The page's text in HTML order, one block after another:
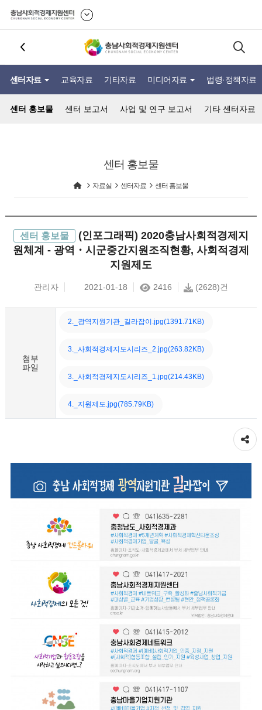
센터자료 교육자료 기타자료 미디어자료 법령·정책자료
센터 홍보물 센터 보고서 사업 및 연구 보고서 기타 센터자료
센터 홍보물
자료실 센터자료 센터 홍보물
센터 홍보물
(인포그래픽) 2020충남사회적경제지
원체계 - 광역・시군중간지원조직현황, 사회적경제
지원제도
관리자 2021-01-18 2416 (2628)건
첨부
파일
2._광역지원기관_길라잡이.jpg(1391.71KB)
3._사회적경제지도시리즈_2.jpg(263.82KB)
3._사회적경제지도시리즈_1.jpg(214.43KB)
4._지원제도.jpg(785.79KB)
공유하기